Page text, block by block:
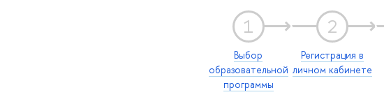
1
Выбор
образовательной
программы
2
Регистрация в
личном кабинете